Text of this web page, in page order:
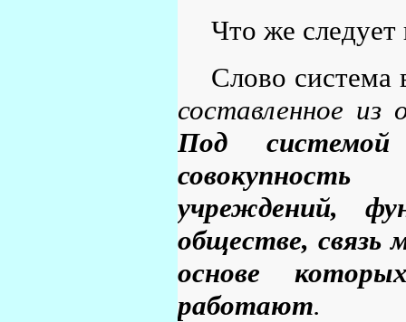
Что же следует
Слово система
составленное из
Под системой
совокупность
учреждений,
обществе,
основе
работают.